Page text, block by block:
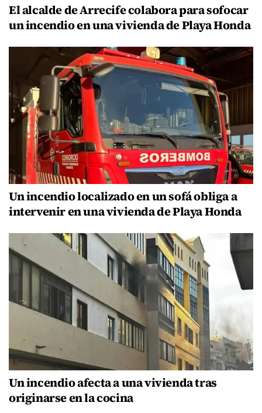
El alcalde de Arrecife colabora para sofocar
un incendio en una vivienda de Playa Honda
Un incendio localizado en un sofá obliga a
intervenir en una vivienda de Playa Honda
Un incendio afecta a una vivienda tras
originarse en la cocina